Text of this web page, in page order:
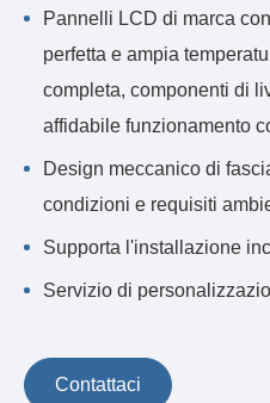
Pannelli LCD di marca
perfetta e ampia
completa, componenti di
affidabile funzionamento
Design meccanico di
condizioni e requisiti
Supporta l'installazione
Servizio di
Contattaci